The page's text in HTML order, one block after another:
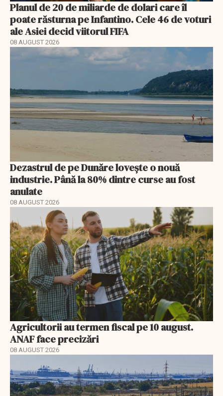
Planul de 20 de miliarde de dolari care îl
poate răsturna pe Infantino. Cele 46 de voturi
ale Asiei decid viitorul FIFA
08 AUGUST 2026
Dezastrul de pe Dunăre lovește o nouă
industrie. Până la 80% dintre curse au fost
anulate
08 AUGUST 2026
Agricultorii au termen fiscal pe 10 august.
ANAF face precizări
08 AUGUST 2026